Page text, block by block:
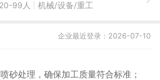
20-99人 机械/设备/重工
企业最近登录：2026-07-10
砂处理，确保加工质量符合标准；